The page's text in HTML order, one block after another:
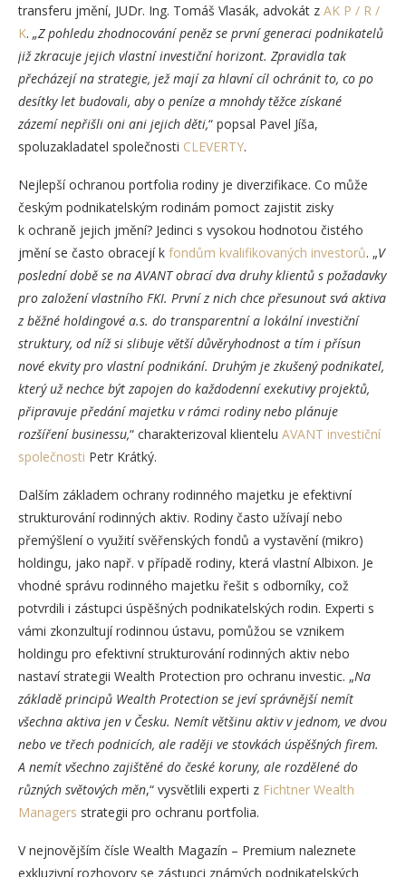
transferu jmění, JUDr. Ing. Tomáš Vlasák, advokát z AK P / R /
K. „Z pohledu zhodnocování peněz se první generaci podnikatelů
již zkracuje jejich vlastní investiční horizont. Zpravidla tak
přecházejí na strategie, jež mají za hlavní cíl ochránit to, co po
desítky let budovali, aby o peníze a mnohdy těžce získané
zázemí nepřišli oni ani jejich děti,“ popsal Pavel Jíša,
spoluzakladatel společnosti CLEVERTY.
Nejlepší ochranou portfolia rodiny je diverzifikace. Co může
českým podnikatelským rodinám pomoct zajistit zisky
k ochraně jejich jmění? Jedinci s vysokou hodnotou čistého
jmění se často obracejí k fondům kvalifikovaných investorů. „V
poslední době se na AVANT obrací dva druhy klientů s požadavky
pro založení vlastního FKI. První z nich chce přesunout svá aktiva
z běžné holdingové a.s. do transparentní a lokální investiční
struktury, od níž si slibuje větší důvěryhodnost a tím i přísun
nové ekvity pro vlastní podnikání. Druhým je zkušený podnikatel,
který už nechce být zapojen do každodenní exekutivy projektů,
připravuje předání majetku v rámci rodiny nebo plánuje
rozšíření businessu,“ charakterizoval klientelu AVANT investiční
společnosti Petr Krátký.
Dalším základem ochrany rodinného majetku je efektivní
strukturování rodinných aktiv. Rodiny často užívají nebo
přemýšlení o využití svěřenských fondů a vystavění (mikro)
holdingu, jako např. v případě rodiny, která vlastní Albixon. Je
vhodné správu rodinného majetku řešit s odborníky, což
potvrdili i zástupci úspěšných podnikatelských rodin. Experti s
vámi zkonzultují rodinnou ústavu, pomůžou se vznikem
holdingu pro efektivní strukturování rodinných aktiv nebo
nastaví strategii Wealth Protection pro ochranu investic. „Na
základě principů Wealth Protection se jeví správnější nemít
všechna aktiva jen v Česku. Nemít většinu aktiv v jednom, ve dvou
nebo ve třech podnicích, ale raději ve stovkách úspěšných firem.
A nemít všechno zajištěné do české koruny, ale rozdělené do
různých světových měn,“ vysvětlili experti z Fichtner Wealth
Managers strategii pro ochranu portfolia.
V nejnovějším čísle Wealth Magazín – Premium naleznete
exkluzivní rozhovory se zástupci známých podnikatelských